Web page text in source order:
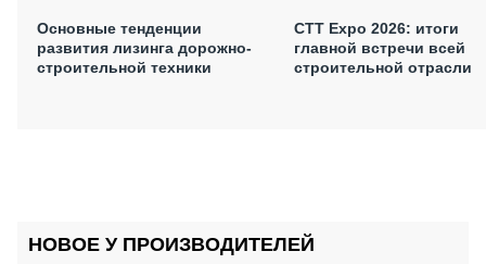
Основные тенденции
развития лизинга дорожно-
строительной техники
СТТ Expo 2026: итоги
главной встречи всей
строительной отрасли
НОВОЕ У ПРОИЗВОДИТЕЛЕЙ